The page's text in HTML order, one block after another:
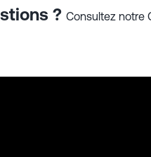
? Consultez notre